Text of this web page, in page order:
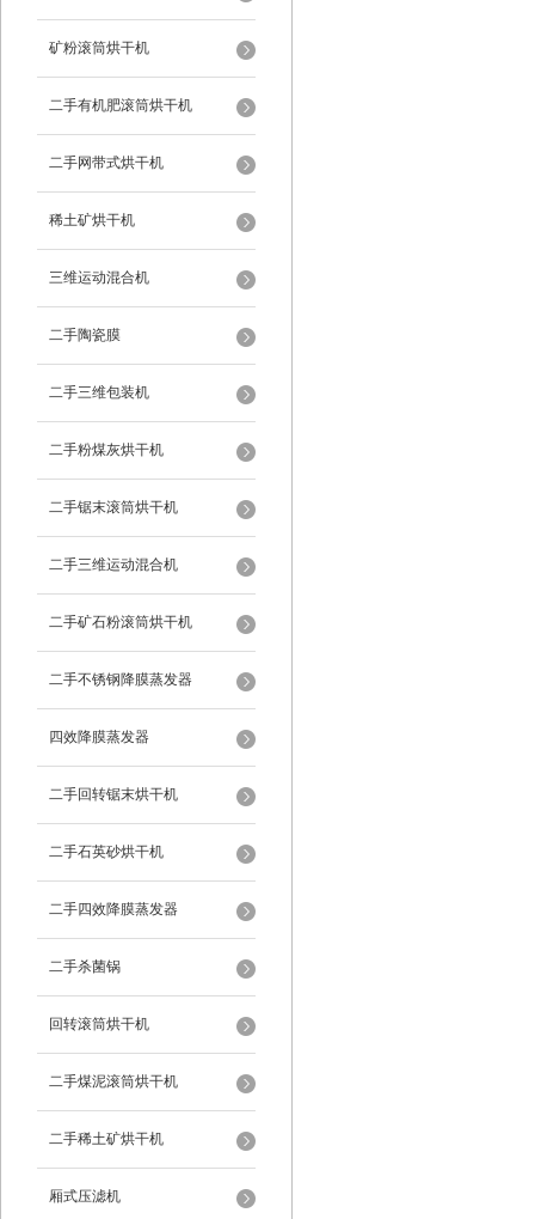
矿粉滚筒烘干机
二手有机肥滚筒烘干机
二手网带式烘干机
稀土矿烘干机
三维运动混合机
二手陶瓷膜
二手三维包装机
二手粉煤灰烘干机
二手锯末滚筒烘干机
二手三维运动混合机
二手矿石粉滚筒烘干机
二手不锈钢降膜蒸发器
四效降膜蒸发器
二手回转锯末烘干机
二手石英砂烘干机
二手四效降膜蒸发器
二手杀菌锅
回转滚筒烘干机
二手煤泥滚筒烘干机
二手稀土矿烘干机
厢式压滤机